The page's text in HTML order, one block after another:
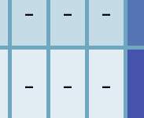
– – –
– – –